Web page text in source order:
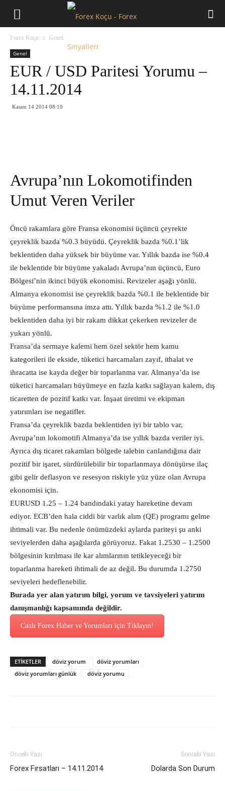
Forex Koçu Genel
Genel
EUR / USD Paritesi Yorumu –
14.11.2014
Kasım 14 2014 08:10
Avrupa’nın Lokomotifinden
Umut Veren Veriler
Öncü rakamlara göre Fransa ekonomisi üçüncü çeyrekte
çeyreklik bazda %0.3 büyüdü. Çeyreklik bazda %0.1’lik
beklentiden daha yüksek bir büyüme var. Yıllık bazda ise %0.4
ile beklentide bir büyüme yakaladı Avrupa’nın üçüncü, Euro
Bölgesi’nin ikinci büyük ekonomisi. Revizeler aşağı yönlü.
Almanya ekonomisi ise çeyreklik bazda %0.1 ile beklentide bir
büyüme performansına imza attı. Yıllık bazda %1.2 ile %1.0
beklentiden daha iyi bir rakam dikkat çekerken revizeler de
yukarı yönlü.
Fransa’da sermaye kalemi hem özel sektör hem kamu
kategorileri ile ekside, tüketici harcamaları zayıf, ithalat ve
ihracatta ise kayda değer bir toparlanma var. Almanya’da ise
tüketici harcamaları büyümeye en fazla katkı sağlayan kalem, dış
ticaretten de pozitif katkı var. İnşaat üretimi ve ekipman
yatırımları ise negatifler.
Fransa’da çeyreklik bazda beklentiden iyi bir tablo var,
Avrupa’nın lokomotifi Almanya’da ise yıllık bazda veriler iyi.
Ayrıca dış ticaret rakamları bölgede talebin canlandığına dair
pozitif bir işaret, sürdürülebilir bir toparlanmaya dönüşürse ilaç
gibi gelir deflasyon ve resesyon riskiyle yüz yüze olan Avrupa
ekonomisi için.
EURUSD 1.25 – 1.24 bandındaki yatay hareketine devam
ediyor. ECB’den hala ciddi bir varlık alım (QE) programı gelme
ihtimali var. Bu nedenle önümüzdeki aylarda pariteyi şu anki
seviyelerden daha aşağılarda görüyoruz. Fakat 1.2530 – 1.2500
bölgesinin kırılması ile kar alımlarının tetikleyeceği bir
toparlanma hareketi ihtimali de az değil. Bu durumda 1.2750
seviyeleri hedeflenebilir.
Burada yer alan yatırım bilgi, yorum ve tavsiyeleri yatırım
danışmanlığı kapsamında değildir.
Canlı Forex Haber ve Yorumları için Tıklayın!
ETİKETLER döviz yorum
döviz yorumları
döviz yorumları günlük
döviz yorumu
Önceki Yazı
Forex Fırsatları – 14.11.2014
Sonraki Yazı
Dolarda Son Durum